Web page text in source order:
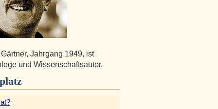
Jahrgang 1949, ist
und Wissenschaftsautor.